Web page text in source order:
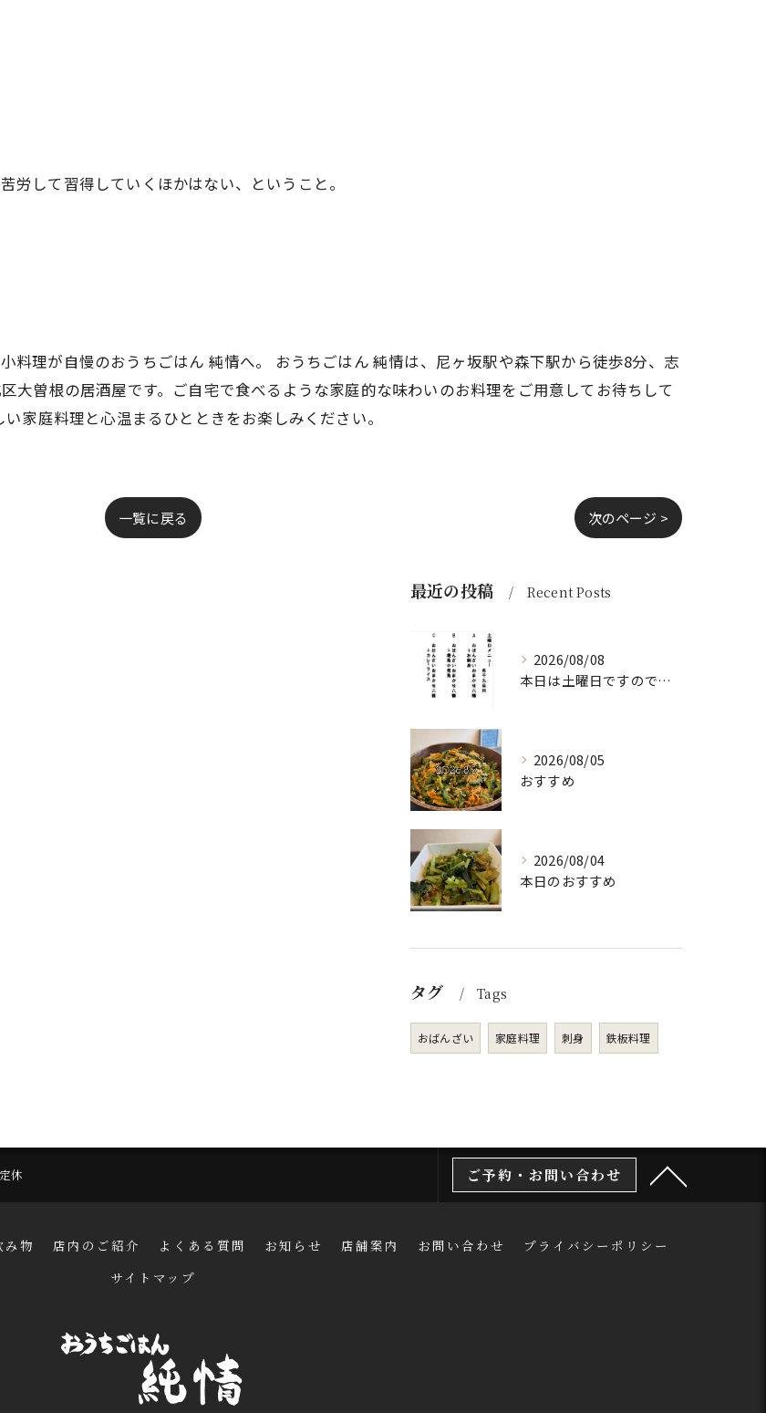
して習得していくほかはない、ということ。
料理が自慢のおうちごはん 純情へ。 おうちごはん 純情は、尼ヶ坂駅や森下駅から徒歩8分、志
大曽根の居酒屋です。ご自宅で食べるような家庭的な味わいのお料理をご用意してお待ちして
家庭料理と心温まるひとときをお楽しみください。
一覧に戻る 次のページ >
最近の投稿 Recent Posts
2026/08/08
本日は土曜日ですので、たくさん食べていってちょーよ‼️
2026/08/05
おすすめ
2026/08/04
本日のおすすめ
タグ Tags
おばんざい 家庭料理 刺身 鉄板料理
休 ご予約・お問い合わせ
み物 店内のご紹介 よくある質問 お知らせ 店舗案内 お問い合わせ
プライバシーポリシー
サイトマップ